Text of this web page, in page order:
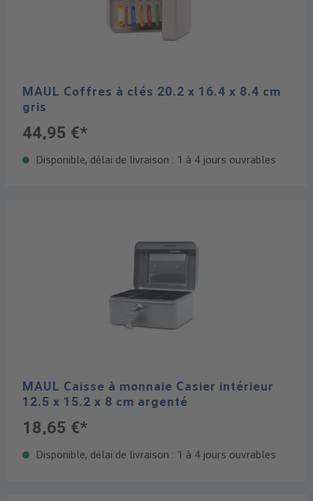
MAUL Coffres à clés 20.2 x 16.4 x 8.4 cm
gris
44,95 €*
Disponible, délai de livraison : 1 à 4 jours ouvrables
MAUL Caisse à monnaie Casier intérieur
12.5 x 15.2 x 8 cm argenté
18,65 €*
Disponible, délai de livraison : 1 à 4 jours ouvrables